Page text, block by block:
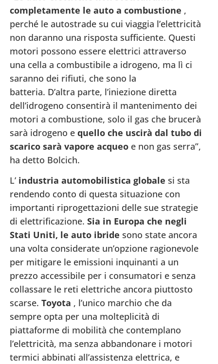
completamente le auto a combustione ,
perché le autostrade su cui viaggia l’elettricità
non daranno una risposta sufficiente. Questi
motori possono essere elettrici attraverso
una cella a combustibile a idrogeno, ma lì ci
saranno dei rifiuti, che sono la
batteria. D’altra parte, l’iniezione diretta
dell’idrogeno consentirà il mantenimento dei
motori a combustione, solo il gas che brucerà
sarà idrogeno e quello che uscirà dal tubo di
scarico sarà vapore acqueo e non gas serra”,
ha detto Bolcich.
L’ industria automobilistica globale si sta
rendendo conto di questa situazione con
importanti riprogettazioni delle sue strategie
di elettrificazione. Sia in Europa che negli
Stati Uniti, le auto ibride sono state ancora
una volta considerate un’opzione ragionevole
per mitigare le emissioni inquinanti a un
prezzo accessibile per i consumatori e senza
collassare le reti elettriche ancora piuttosto
scarse. Toyota , l’unico marchio che da
sempre opta per una molteplicità di
piattaforme di mobilità che contemplano
l’elettricità, ma senza abbandonare i motori
termici abbinati all’assistenza elettrica, e